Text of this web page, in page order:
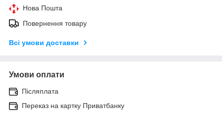
Нова Пошта
Повернення товару
Всі умови доставки
Умови оплати
Післяплата
Переказ на картку Приватбанку